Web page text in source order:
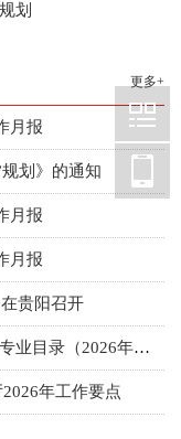
划
更多+
月报
划》的通知
月报
月报
贵阳召开
（2026年）》的通知
年工作要点